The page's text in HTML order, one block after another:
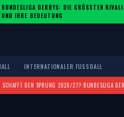
·
BUNDESLIGA DERBYS: DIE GRÖSSTEN
ND IHRE BEDEUTUNG
INTERNATIONALER FUSSBALL
SCHAFFT DEN SPRUNG 2026/27?·BUNDESLIGA